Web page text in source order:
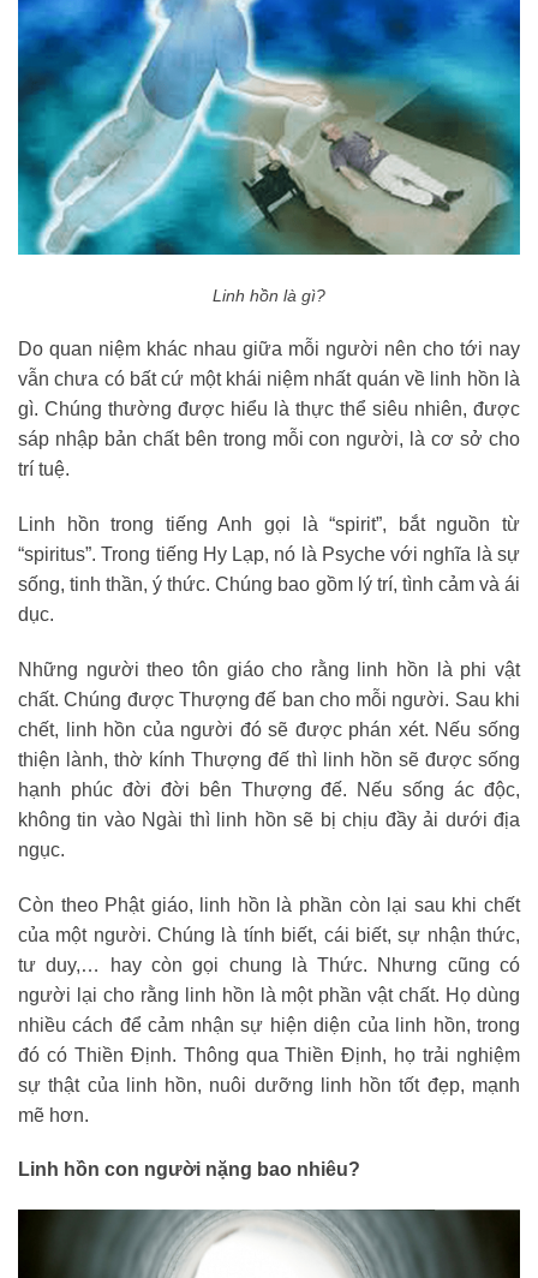
Linh hồn là gì?
Do quan niệm khác nhau giữa mỗi người nên cho tới nay
vẫn chưa có bất cứ một khái niệm nhất quán về linh hồn là
gì. Chúng thường được hiểu là thực thể siêu nhiên, được
sáp nhập bản chất bên trong mỗi con người, là cơ sở cho
trí tuệ.
Linh hồn trong tiếng Anh gọi là “spirit”, bắt nguồn từ
“spiritus”. Trong tiếng Hy Lạp, nó là Psyche với nghĩa là sự
sống, tinh thần, ý thức. Chúng bao gồm lý trí, tình cảm và ái
dục.
Những người theo tôn giáo cho rằng linh hồn là phi vật
chất. Chúng được Thượng đế ban cho mỗi người. Sau khi
chết, linh hồn của người đó sẽ được phán xét. Nếu sống
thiện lành, thờ kính Thượng đế thì linh hồn sẽ được sống
hạnh phúc đời đời bên Thượng đế. Nếu sống ác độc,
không tin vào Ngài thì linh hồn sẽ bị chịu đầy ải dưới địa
ngục.
Còn theo Phật giáo, linh hồn là phần còn lại sau khi chết
của một người. Chúng là tính biết, cái biết, sự nhận thức,
tư duy,… hay còn gọi chung là Thức. Nhưng cũng có
người lại cho rằng linh hồn là một phần vật chất. Họ dùng
nhiều cách để cảm nhận sự hiện diện của linh hồn, trong
đó có Thiền Định. Thông qua Thiền Định, họ trải nghiệm
sự thật của linh hồn, nuôi dưỡng linh hồn tốt đẹp, mạnh
mẽ hơn.
Linh hồn con người nặng bao nhiêu?